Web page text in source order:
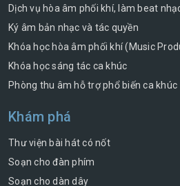
Dịch vụ hòa âm phối khí, làm beat
Ký âm bản nhạc và tác quyền
Khóa học hòa âm phối khí (Music
Khóa học sáng tác ca khúc
Phòng thu âm hỗ trợ phổ biến ca khúc
Khám phá
Thư viện bài hát có nốt
Soạn cho đàn phím
Soạn cho dàn dây